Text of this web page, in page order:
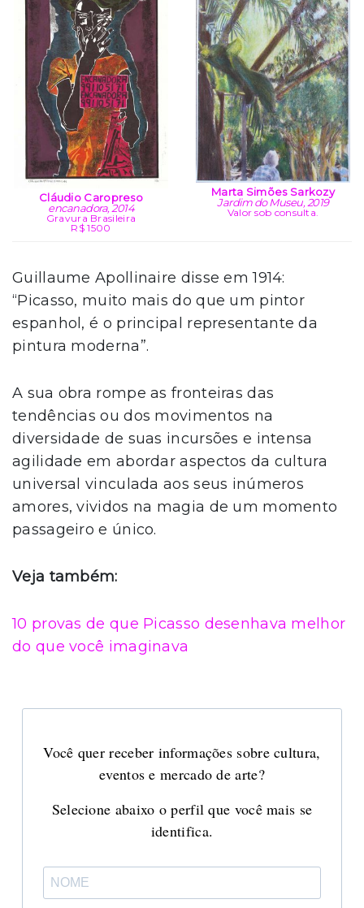
Cláudio Caropreso
encanadora, 2014
Gravura Brasileira
R$ 1500
Marta Simões Sarkozy
Jardim do Museu, 2019
Valor sob consulta.
Guillaume Apollinaire disse em 1914:
“Picasso, muito mais do que um pintor
espanhol, é o principal representante da
pintura moderna”.
A sua obra rompe as fronteiras das
tendências ou dos movimentos na
diversidade de suas incursões e intensa
agilidade em abordar aspectos da cultura
universal vinculada aos seus inúmeros
amores, vividos na magia de um momento
passageiro e único.
Veja também:
10 provas de que Picasso desenhava melhor
do que você imaginava
Você quer receber informações sobre cultura,
eventos e mercado de arte?
Selecione abaixo o perfil que você mais se
identifica.